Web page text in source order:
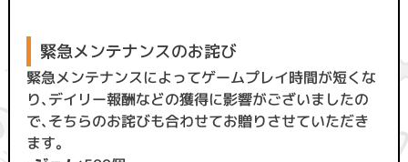
緊急メンテナンスのお詫び
緊急メンテナンスによってゲームプレイ時間が短くな
り、デイリー報酬などの獲得に影響がございましたの
で、そちらのお詫びも合わせてお贈りさせていただき
ます。